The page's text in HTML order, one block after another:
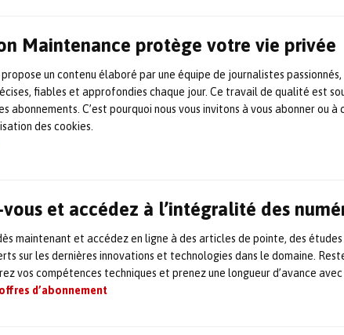
Maintenance protège votre vie privée
un contenu élaboré par une équipe de journalistes
fiables et approfondies chaque jour. Ce travail de qualité est
abonnements. C’est pourquoi nous vous invitons à vous abonner ou
des cookies.
et accédez à l’intégralité des
maintenant et accédez en ligne à des articles de pointe, des
sur les dernières innovations et technologies dans le domaine.
vos compétences techniques et prenez une longueur d’avance avec
d’abonnement
e.
déjà reconnu mondialement pour sa capacité à
tout en réduisant les coûts. Grâce à
plus loin dans notre mission : rendre l’industrie
»,
d’innovation industrielle
systèmes de gestion, d’intégration et
Sa force : transformer les données brutes